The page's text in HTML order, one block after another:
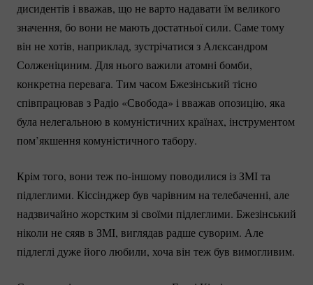
дисидентів і вважав, що не варто надавати їм великого
значення, бо вони не мають достатньої сили. Саме тому
він не хотів, наприклад, зустрічатися з Алєксандром
Солженіциним. Для нього важили атомні бомби,
конкретна перевага. Тим часом Бжезінський тісно
співпрацював з Радіо «Свобода» і вважав опозицію, яка
була нелегальною в комуністичних країнах, інструментом
пом’якшення комуністичного табору.
Крім того, вони тежпо-іншомуповодилися із ЗМІ та
підлеглими. Кіссінджер був чарівним на телебаченні, але
надзвичайно жорстким зі своїми підлеглими. Бжезінський
ніколи не сяяв в ЗМІ, виглядав радше суворим. Але
підлеглі дуже його любили, хоча він теж був вимогливим.